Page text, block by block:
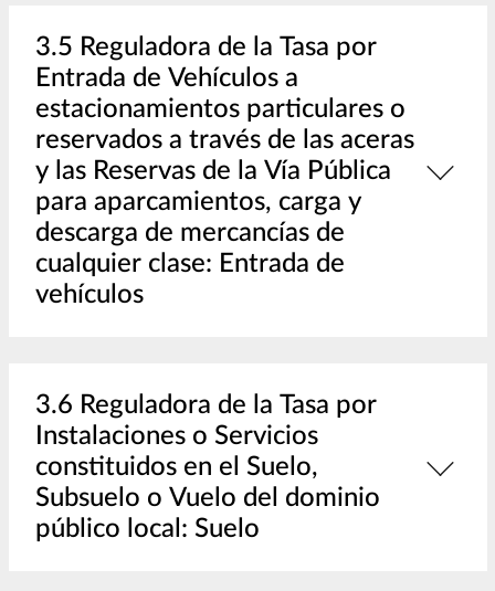
3.5 Reguladora de la Tasa por
Entrada de Vehículos a
estacionamientos particulares o
reservados a través de las aceras
y las Reservas de la Vía Pública
para aparcamientos, carga y
descarga de mercancías de
cualquier clase: Entrada de
vehículos
3.6 Reguladora de la Tasa por
Instalaciones o Servicios
constituidos en el Suelo,
Subsuelo o Vuelo del dominio
público local: Suelo